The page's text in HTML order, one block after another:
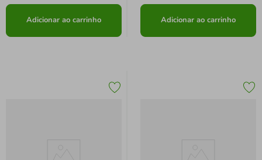
Adicionar ao carrinho Adicionar ao carrinho